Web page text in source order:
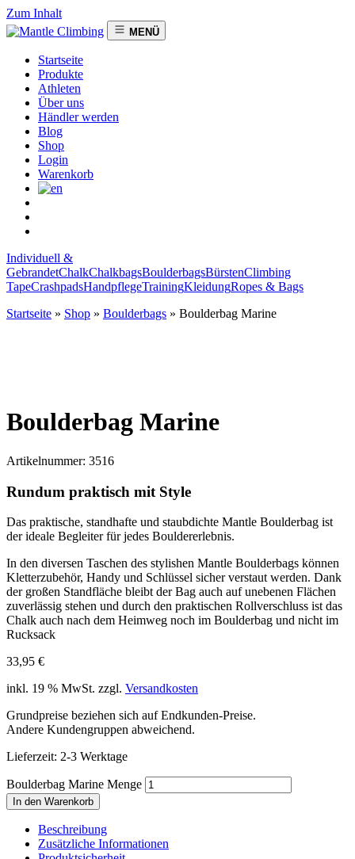
Zum Inhalt
MENÜ
Startseite
Produkte
Athleten
Über uns
Händler werden
Blog
Shop
Login
Warenkorb
Individuell &
GebrandetChalkChalkbagsBoulderbagsBürstenClimbing
TapeCrashpadsHandpflegeTrainingKleidungRopes & Bags
Startseite » Shop » Boulderbags » Boulderbag Marine
Boulderbag Marine
Artikelnummer: 3516
Rundum praktisch mit Style
Das praktische, standhafte und staubdichte Mantle Boulderbag ist
der ideale Begleiter für jedes Bouldererlebnis.
In den diversen Taschen des stylishen Mantle Boulderbags können
Kletterzubehör, Handy und Schlüssel sicher verstaut werden. Dank
der großen Standfläche bleibt der Bag auch auf unebenen Flächen
zuverlässig stehen und durch den praktischen Rollverschluss ist das
Chalk auch nach dem Heimweg noch im Boulderbag und nicht im
Rucksack
33,95 €
inkl. 19 % MwSt. zzgl. Versandkosten
Grundpreise beziehen sich auf Endkunden-Preise.
Andere Kundengruppen abweichend.
Lieferzeit: 2-3 Werktage
Boulderbag Marine Menge
In den Warenkorb
Beschreibung
Zusätzliche Informationen